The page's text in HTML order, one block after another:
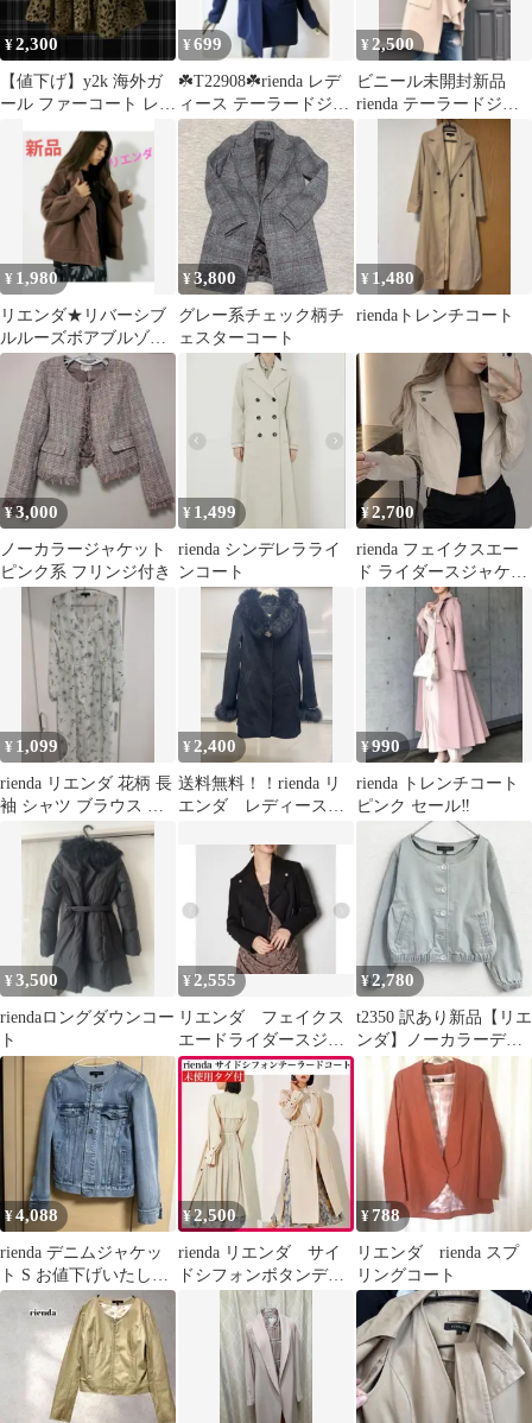
¥2,300
【値下げ】y2k 海外ガ
ール ファーコート レオ
ギャル
¥699
☘️T22908☘️rienda レデ
ィース テーラードジャ
ケット M
¥ 2,500
ビニール未開封新品
rienda テーラードジャ
¥ 1,980
リエンダ★リバーシブ
ルルーズボアブルゾン
新品タグ付きS
¥3,800
グレー系チェック柄チ
ェスターコート
¥ 1,480
riendaトレンチコート
¥3,000
ノーカラージャケット
ピンク系 フリンジ付き
¥ 1,499
rienda シンデレラライ
ンコート
¥2,700
rienda フェイクスエー
ド ライダースジャケッ
ト ベージュ S
¥ 1,099
rienda リエンダ 花柄 長
袖 シャツ ブラウス ロ
ング丈 羽織 ホワイト
¥ 2,400
送料無料！！rienda リ
エンダ レディースコ
ァーコート ブラッ
ク size Ｓ
#80710MOUG
¥990
rienda トレンチコート
ピンク セール‼️
¥3,500
riendaロングダウンコー
ト
¥2,555
リエンダ フェイクス
エードライダースジャ
ケット ブラック Sサ
イズ
¥2,780
t2350 訳あり新品【リエ
ンダ】ノーカラーデニ
ムジャケット ショート
丈 綿 M
¥4,088
rienda デニムジャケッ
ト S お値下げいたしま
した！
¥2,500
rienda リエンダ サイ
ドシフォンボタンデザ
インライトコート ス
プリング
¥788
リエンダ rienda スプ
リングコート